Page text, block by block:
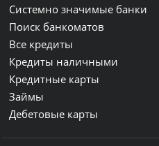
Системно значимые банки
Поиск банкоматов
Все кредиты
Кредиты наличными
Кредитные карты
Займы
Дебетовые карты